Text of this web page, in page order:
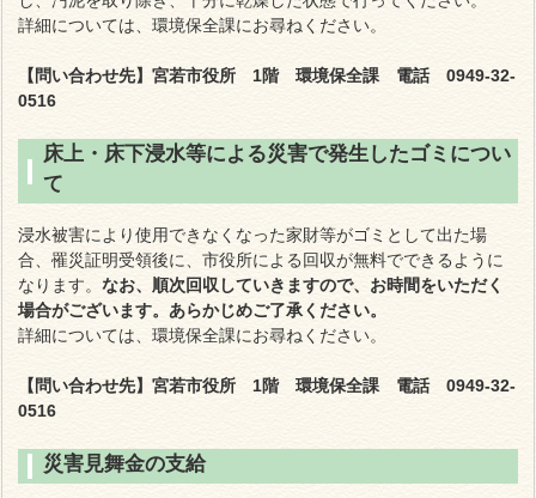
詳細については、環境保全課にお尋ねください。
【問い合わせ先】宮若市役所 1階 環境保全課 電話 0949-32-
0516
床上・床下浸水等による災害で発生したゴミについ
て
浸水被害により使用できなくなった家財等がゴミとして出た場
合、罹災証明受領後に、市役所による回収が無料でできるように
なります。なお、順次回収していきますので、お時間をいただく
場合がございます。 あらかじめご了承ください。
詳細については、環境保全課にお尋ねください。
【問い合わせ先】宮若市役所 1階 環境保全課 電話 0949-32-
0516
災害見舞金の支給